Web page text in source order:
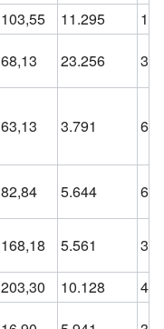
103,55 11.295
68,13 23.256
63,13 3.791
82,84 5.644
168,18 5.561
203,30 10.128